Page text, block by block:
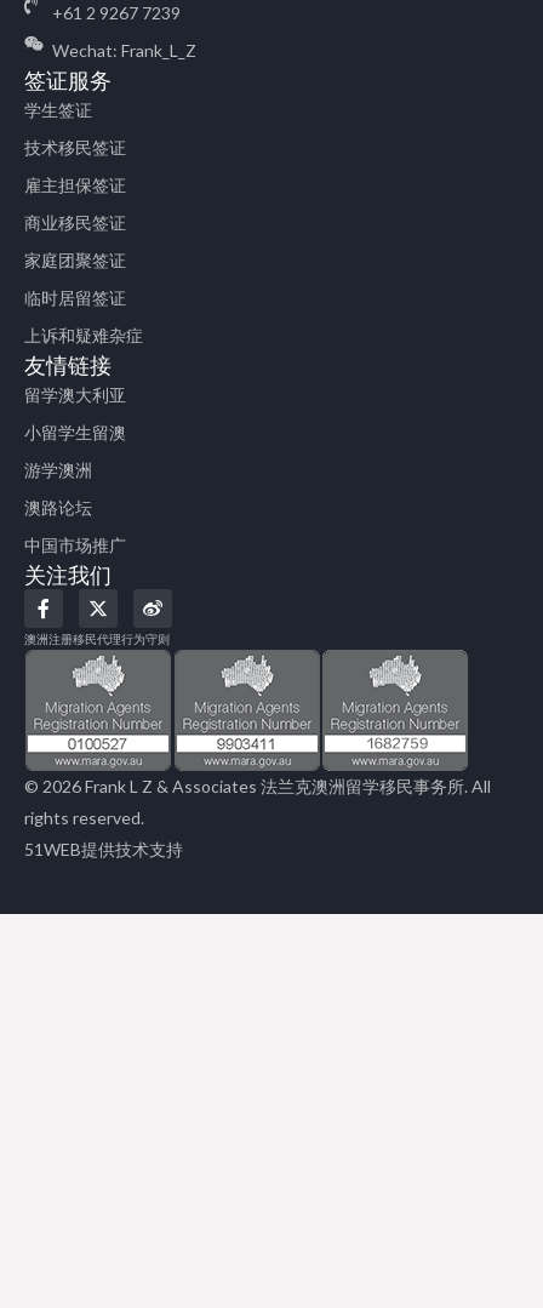
+61 2 9267 7239
Wechat: Frank_L_Z
签证服务
学生签证
技术移民签证
雇主担保签证
商业移民签证
家庭团聚签证
临时居留签证
上诉和疑难杂症
友情链接
留学澳大利亚
小留学生留澳
游学澳洲
澳路论坛
中国市场推广
关注我们
F
a
c
e
o
k
-
f
X
-
t
w
i
t
t
e
r
W
e
i
b
澳洲注册移民代理行为守则
© 2026 Frank L Z & Associates 法兰克澳洲留学移民事务所. All
rights reserved.
51WEB提供技术支持